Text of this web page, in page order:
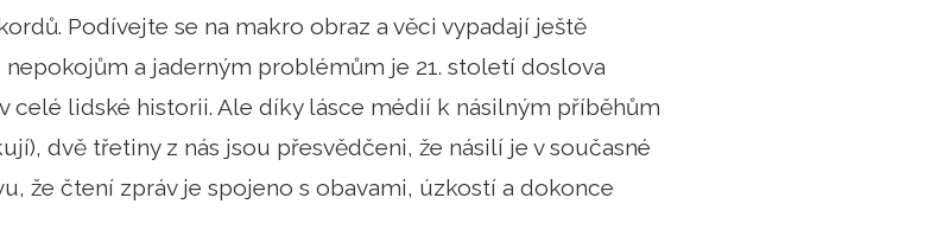
Podívejte se na makro obraz a věci vypadají ještě
a jaderným problémům je 21. století doslova
celé lidské historii. Ale díky lásce médií k násilným příběhům
dvě třetiny z nás jsou přesvědčeni, že násilí je v současné
že čtení zpráv je spojeno s obavami, úzkostí a dokonce